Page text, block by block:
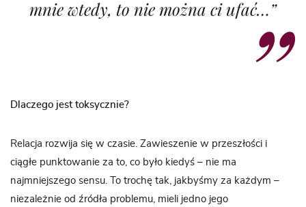
mnie wtedy, to nie można ci ufać…”
Dlaczego jest toksycznie?
Relacja rozwija się w czasie. Zawieszenie w przeszłości i
ciągłe punktowanie za to, co było kiedyś – nie ma
najmniejszego sensu. To trochę tak, jakbyśmy za każdym –
niezależnie od źródła problemu, mieli jedno jego